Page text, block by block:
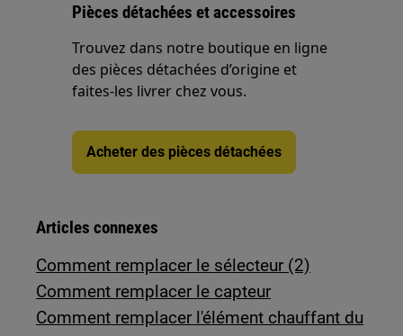
Pièces détachées et accessoires
Trouvez dans notre boutique en ligne
des pièces détachées d’origine et
faites-les livrer chez vous.
Acheter des pièces détachées
Articles connexes
Comment remplacer le sélecteur (2)
Comment remplacer le capteur
Comment remplacer l'élément chauffant du